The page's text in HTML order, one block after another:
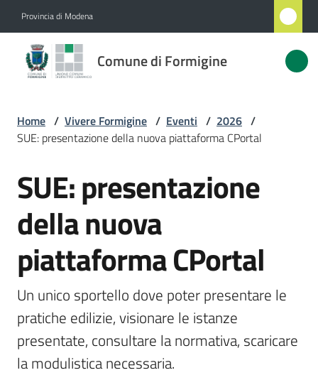
Provincia di Modena
Comune di Formigine
Comune
di
Novità
Servizi
Vivere
Formigine
Menu selezionato
Home / Vivere Formigine / Eventi / 2026 /
SUE: presentazione della nuova piattaforma CPortal
Salta al contenuto
SUE: presentazione
della nuova
piattaforma CPortal
Un unico sportello dove poter presentare le
pratiche edilizie, visionare le istanze
presentate, consultare la normativa, scaricare
la modulistica necessaria.